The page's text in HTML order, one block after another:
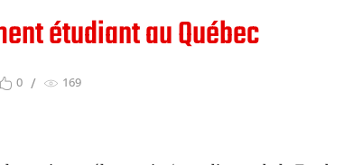
étudiant au Québec
0 169